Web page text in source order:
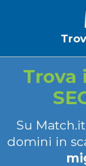
Trova
Su
domini in